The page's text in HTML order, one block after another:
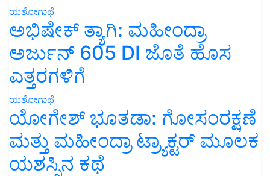
ಯಶೋಗಾಥೆ
ಅಭಿಷೇಕ್ ತ್ಯಾಗಿ: ಮಹೀಂದ್ರಾ
ಅರ್ಜುನ್ 605 DI ಜೊತೆ ಹೊಸ
ಎತ್ತರಗಳಿಗೆ
ಯಶೋಗಾಥೆ
ಯೋಗೇಶ್ ಭೂತಡಾ: ಗೋಸಂರಕ್ಷಣೆ
ಮತ್ತು ಮಹೀಂದ್ರಾ ಟ್ರ್ಯಾಕ್ಟರ್ ಮೂಲಕ
ಯಶಸ್ಸಿನ ಕಥೆ